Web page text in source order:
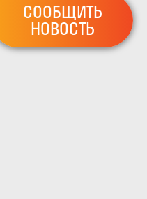
СООБЩИТЬ
НОВОСТЬ